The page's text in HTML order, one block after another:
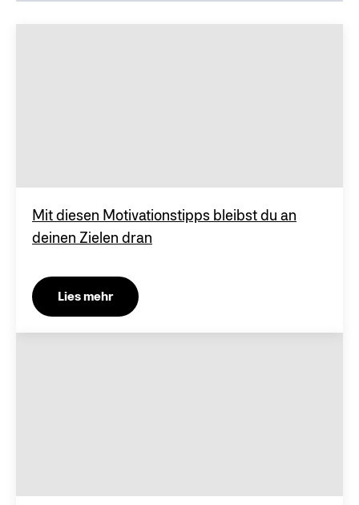
Mit diesen Motivationstipps bleibst du an
deinen Zielen dran
Lies mehr